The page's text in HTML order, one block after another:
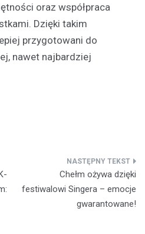
oraz współpraca
Dzięki takim
przygotowani do
nawet najbardziej
Chełm ożywa dzięki
festiwalowi Singera – emocje
gwarantowane!